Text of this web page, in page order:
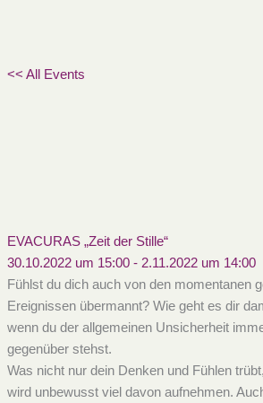
<< All Events
EVACURAS „Zeit der Stille“
30.10.2022 um 15:00- 2.11.2022 um 14:00
Fühlst du dich auch von den momentanen
Ereignissen übermannt? Wie geht es dir
wenn du der allgemeinen Unsicherheit
gegenüber stehst.
Was nicht nur dein Denken und Fühlen
wird unbewusst viel davon aufnehmen.